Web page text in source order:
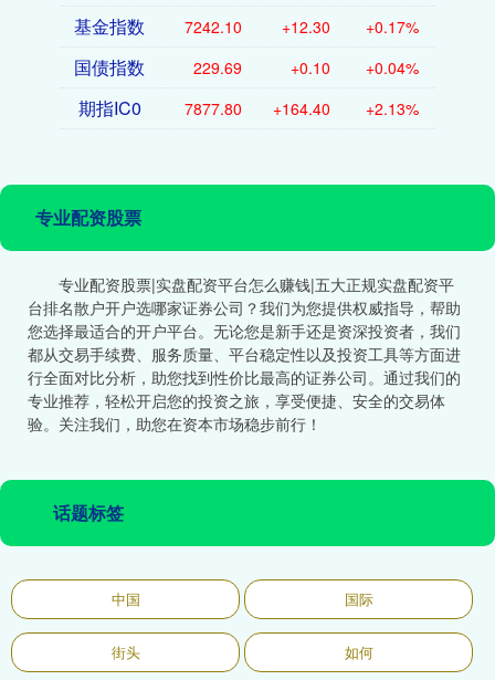
基金指数 7242.10 +12.30 +0.17%
国债指数 229.69 +0.10 +0.04%
期指IC0 7877.80 +164.40 +2.13%
专业配资股票
专业配资股票|实盘配资平台怎么赚钱|五大正规实盘配资平
台排名散户开户选哪家证券公司？我们为您提供权威指导，帮助
您选择最适合的开户平台。无论您是新手还是资深投资者，我们
都从交易手续费、服务质量、平台稳定性以及投资工具等方面进
行全面对比分析，助您找到性价比最高的证券公司。通过我们的
专业推荐，轻松开启您的投资之旅，享受便捷、安全的交易体
验。关注我们，助您在资本市场稳步前行！
话题标签
中国 国际
街头 如何